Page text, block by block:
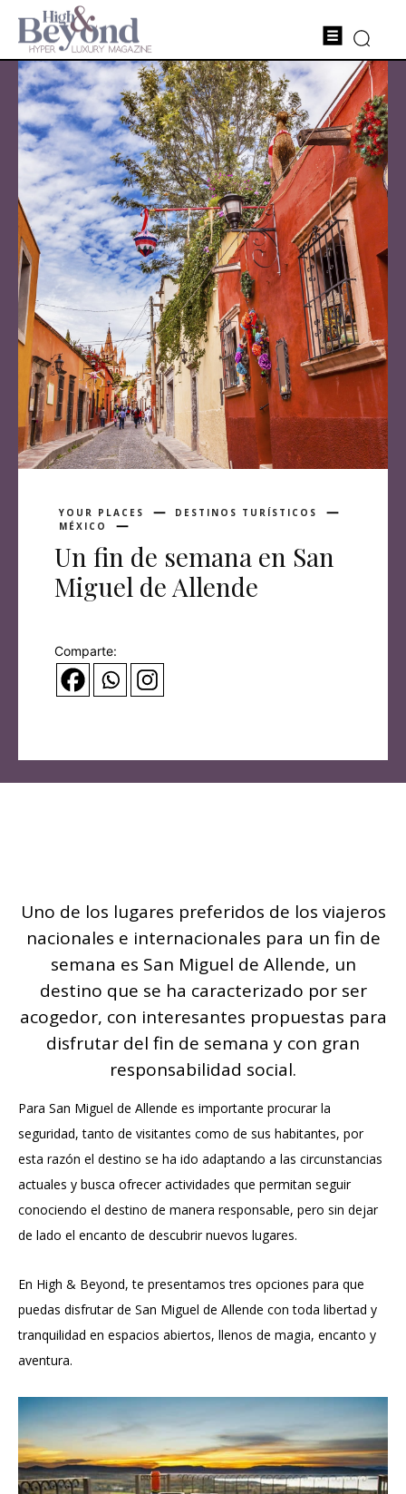
YOUR PLACES
DESTINOS TURÍSTICOS
MÉXICO
Un fin de semana en San
Miguel de Allende
Comparte:
Uno de los lugares preferidos de los viajeros
nacionales e internacionales para un fin de
semana es San Miguel de Allende, un
destino que se ha caracterizado por ser
acogedor, con interesantes propuestas para
disfrutar del fin de semana y con gran
responsabilidad social.
Para San Miguel de Allende es importante procurar la
seguridad, tanto de visitantes como de sus habitantes, por
esta razón el destino se ha ido adaptando a las circunstancias
actuales y busca ofrecer actividades que permitan seguir
conociendo el destino de manera responsable, pero sin dejar
de lado el encanto de descubrir nuevos lugares.
En High & Beyond, te presentamos tres opciones para que
puedas disfrutar de San Miguel de Allende con toda libertad y
tranquilidad en espacios abiertos, llenos de magia, encanto y
aventura.